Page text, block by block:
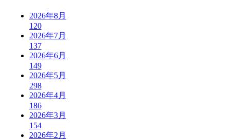
2026年8月
120
2026年7月
137
2026年6月
149
2026年5月
298
2026年4月
186
2026年3月
154
2026年2月